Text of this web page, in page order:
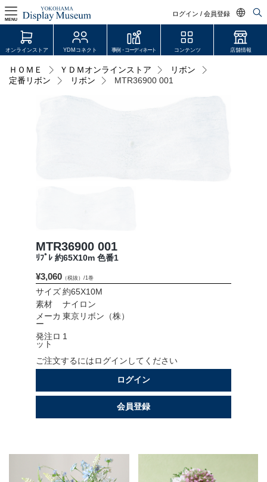
ログイン / 会員登録
日本語
MENU
ログイン・会員登録
オンラインストア
店舗情報・営業日
会社情報
採用情報
お問い合わせ
プライバシーポリシー
OFFICIAL SNS
オンラインストア YDMコネクト 事例・コーディネート コンテンツ 店舗情報
ＨＯＭＥ ＹＤＭオンラインストア
リボン
定番リボン
リボン MTR36900 001
MTR36900 001
ﾘﾌﾟﾚ 約65X10m 色番1
¥3,060（税抜）/1巻
サイズ 約65X10M
素材
ナイロン
メーカ
ー
東京リボン（株）
発注ロ
ット
1
ご注文するにはログインしてください
ログイン
会員登録